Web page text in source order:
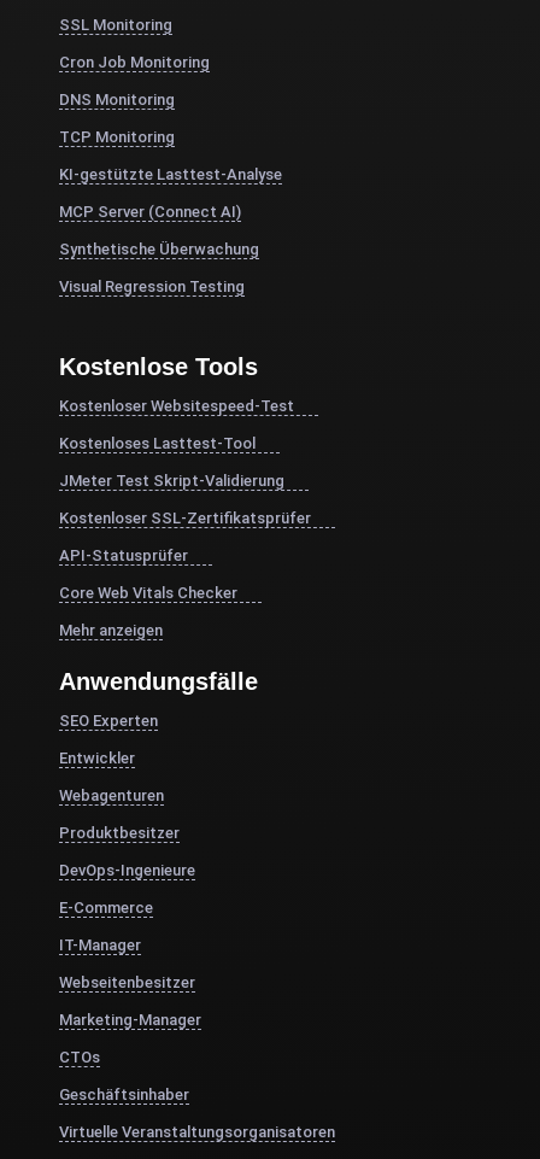
SSL Monitoring
Cron Job Monitoring
DNS Monitoring
TCP Monitoring
KI-gestützte Lasttest-Analyse
MCP Server (Connect AI)
Synthetische Überwachung
Visual Regression Testing
Kostenlose Tools
Kostenloser Websitespeed-Test
Kostenloses Lasttest-Tool
JMeter Test Skript-Validierung
Kostenloser SSL-Zertifikatsprüfer
API-Statusprüfer
Core Web Vitals Checker
Mehr anzeigen
Anwendungsfälle
SEO Experten
Entwickler
Webagenturen
Produktbesitzer
DevOps-Ingenieure
E-Commerce
IT-Manager
Webseitenbesitzer
Marketing-Manager
CTOs
Geschäftsinhaber
Virtuelle Veranstaltungsorganisatoren